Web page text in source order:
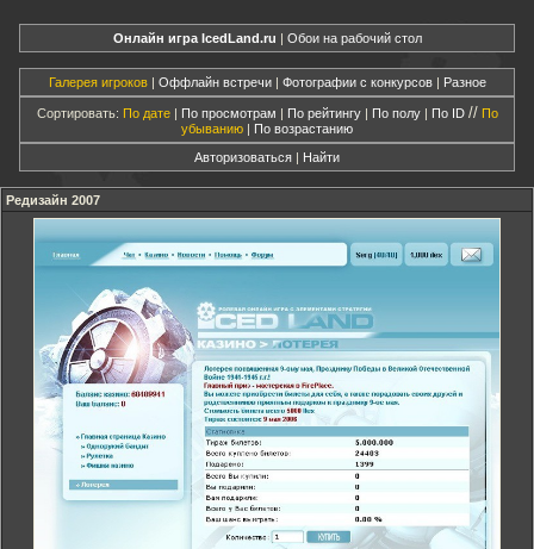
Онлайн игра IcedLand.ru | Обои на рабочий стол
Галерея игроков| Оффлайн встречи| Фотографии с конкурсов| Разное
Сортировать: По дате| По просмотрам | По рейтингу| По полу| По ID // По
убыванию | По возрастанию
Авторизоваться | Найти
Редизайн 2007